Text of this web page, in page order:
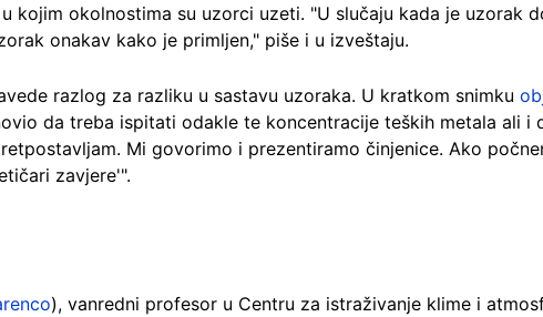
kojim okolnostima su uzorci uzeti. "U slučaju kada je uzorak
onakav kako je primljen," piše i u izveštaju.
razlog za razliku u sastavu uzoraka. U kratkom snimku
da treba ispitati odakle te koncentracije teških metala ali i
Mi govorimo i prezentiramo činjenice. Ako
zavjere'".
), vanredni profesor u Centru za istraživanje klime i